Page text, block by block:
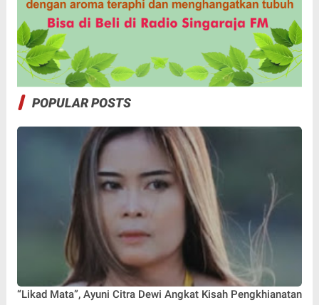
POPULAR POSTS
“Likad Mata”, Ayuni Citra Dewi Angkat Kisah Pengkhianatan